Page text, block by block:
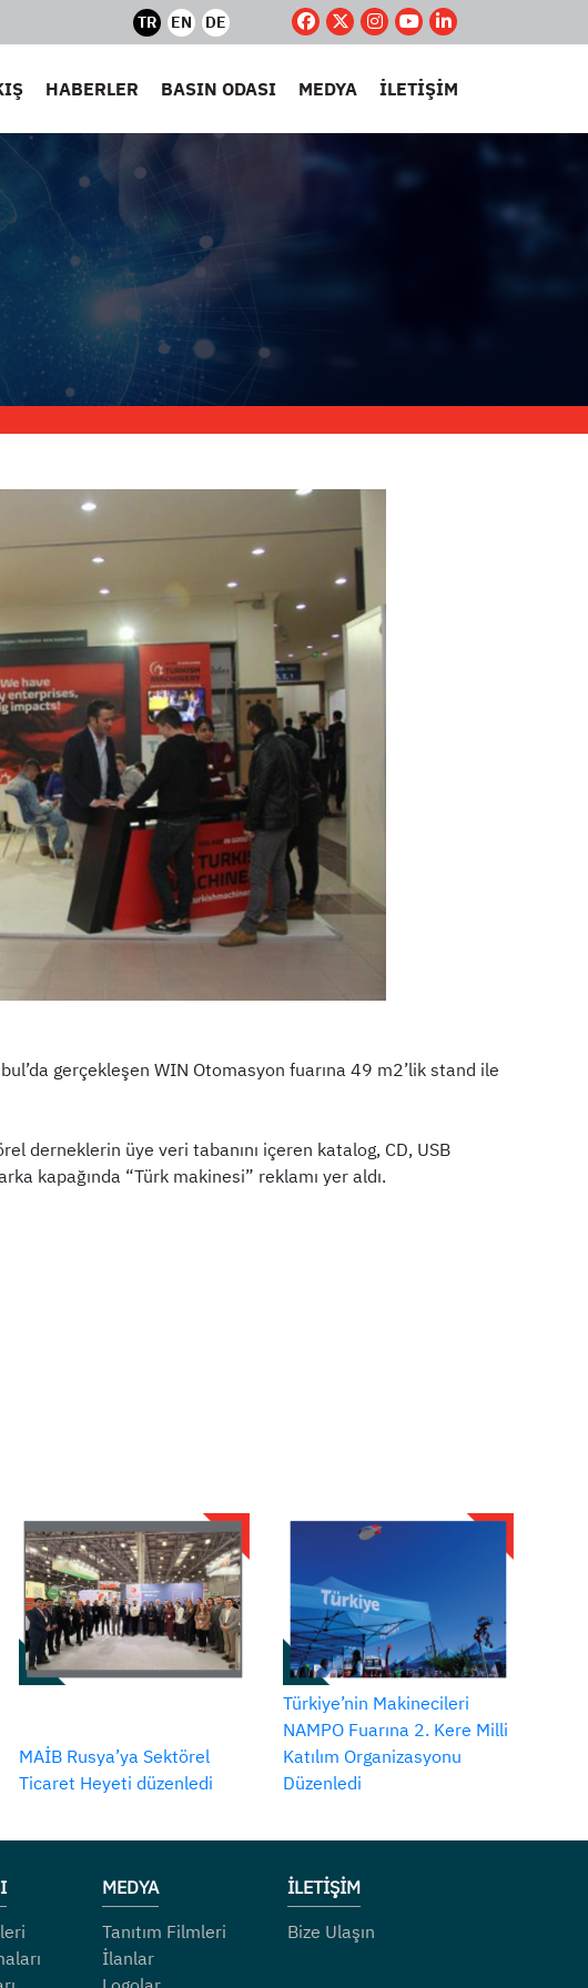
TR EN DE
HABERLER BASIN ODASI MEDYA İLETİŞİM
gerçekleşen WIN Otomasyon fuarına 49 m2’lik stand ile
derneklerin üye veri tabanını içeren katalog, CD, USB
kapağında “Türk makinesi” reklamı yer aldı.
MAİB Rusya’ya Sektörel
Ticaret Heyeti düzenledi
Türkiye’nin Makinecileri
NAMPO Fuarına 2. Kere Milli
Katılım Organizasyonu
Düzenledi
MEDYA
Tanıtım Filmleri
İlanlar
İLETİŞİM
Bize Ulaşın